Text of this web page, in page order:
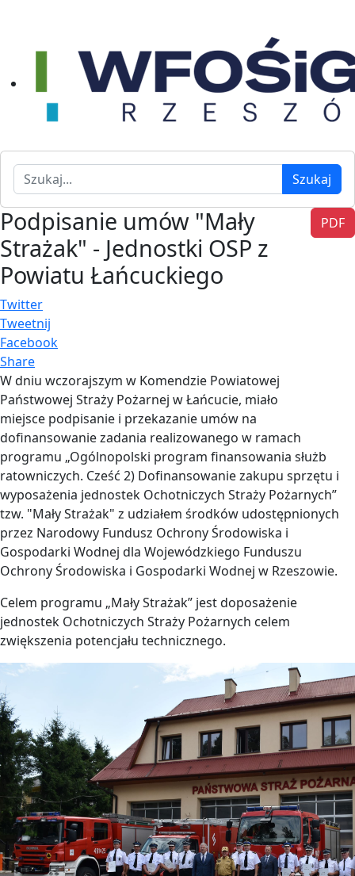
Szukaj Szukaj
PDF
Podpisanie umów "Mały
Strażak" - Jednostki OSP z
Powiatu Łańcuckiego
Twitter
Tweetnij
Facebook
Share
W dniu wczorajszym w Komendzie Powiatowej
Państwowej Straży Pożarnej w Łańcucie, miało
miejsce podpisanie i przekazanie umów na
dofinansowanie zadania realizowanego w ramach
programu „Ogólnopolski program finansowania służb
ratowniczych. Cześć 2) Dofinansowanie zakupu sprzętu i
wyposażenia jednostek Ochotniczych Straży Pożarnych”
tzw. "Mały Strażak" z udziałem środków udostępnionych
przez Narodowy Fundusz Ochrony Środowiska i
Gospodarki Wodnej dla Wojewódzkiego Funduszu
Ochrony Środowiska i Gospodarki Wodnej w Rzeszowie.
Celem programu „Mały Strażak” jest doposażenie
jednostek Ochotniczych Straży Pożarnych celem
zwiększenia potencjału technicznego.